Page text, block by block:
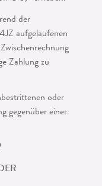
der
aufgelaufenen
Zahlung zu
oder
gegenüber einer